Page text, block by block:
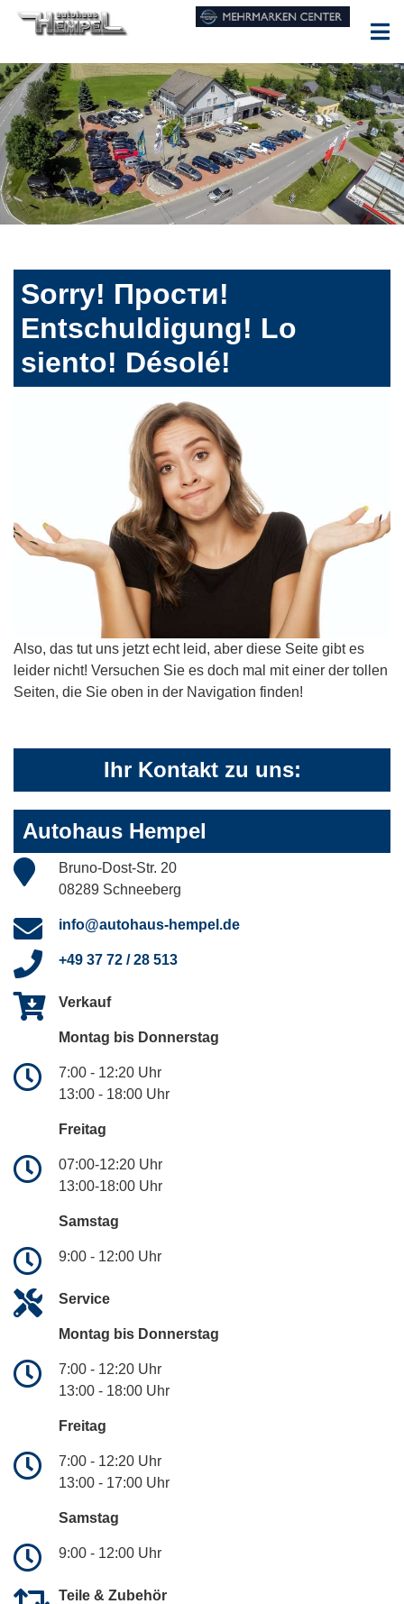
Sorry! Прости!
Entschuldigung! Lo
siento! Désolé!
Also, das tut uns jetzt echt leid, aber diese Seite gibt es
leider nicht! Versuchen Sie es doch mal mit einer der tollen
Seiten, die Sie oben in der Navigation finden!
Ihr Kontakt zu uns:
Autohaus Hempel
Bruno-Dost-Str. 20
08289 Schneeberg
info@autohaus-hempel.de
+49 37 72 / 28 513
Verkauf
Montag bis Donnerstag
7:00 - 12:20 Uhr
13:00 - 18:00 Uhr
Freitag
07:00-12:20 Uhr
13:00-18:00 Uhr
Samstag
9:00 - 12:00 Uhr
Service
Montag bis Donnerstag
7:00 - 12:20 Uhr
13:00 - 18:00 Uhr
Freitag
7:00 - 12:20 Uhr
13:00 - 17:00 Uhr
Samstag
9:00 - 12:00 Uhr
Teile & Zubehör